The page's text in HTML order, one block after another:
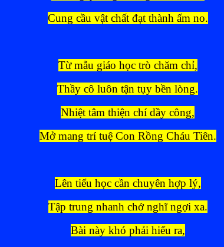
Cung cầu vật chất đạt thành ấm no.
Từ mẫu giáo học trò chăm chỉ,
Thầy cô luôn tận tụy bền lòng.
Nhiệt tâm thiện chí dầy công,
Mở mang trí tuệ Con Rồng Cháu Tiên.
Lên tiểu học cần chuyên hợp lý,
Tập trung nhanh chớ nghĩ ngợi xa.
Bài này khó phải hiểu ra,